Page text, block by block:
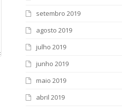
setembro 2019
agosto 2019
julho 2019
junho 2019
maio 2019
abril 2019